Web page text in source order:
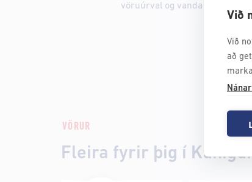
Við
Við
að
vöruúrval og vandaða þjónustu.
VÖRUR
Fleira fyrir þig í